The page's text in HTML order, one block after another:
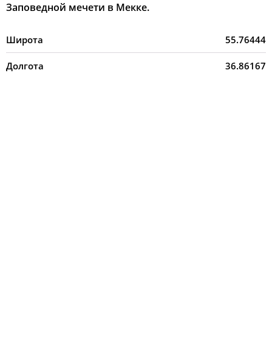
Заповедной мечети в Мекке.
Широта 55.76444
Долгота 36.86167